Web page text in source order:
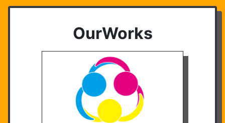
OurWorks